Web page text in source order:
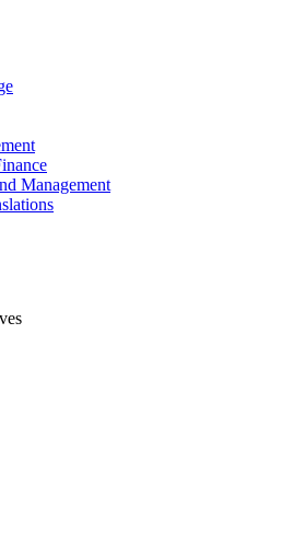
Management